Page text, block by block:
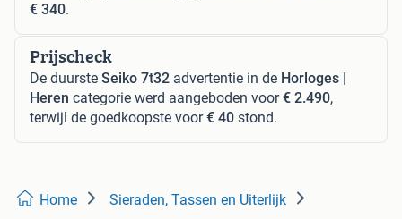
€ 340.
Prijscheck
De duurste Seiko 7t32 advertentie in de Horloges |
Heren categorie werd aangeboden voor€ 2.490,
terwijl de goedkoopste voor€ 40 stond.
Home Sieraden, Tassen en Uiterlijk